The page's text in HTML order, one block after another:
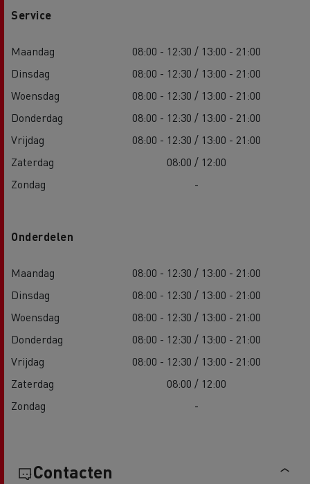
Service
Maandag
08:00 - 12:30 / 13:00 - 21:00
Dinsdag
08:00 - 12:30 / 13:00 - 21:00
Woensdag
08:00 - 12:30 / 13:00 - 21:00
Donderdag
08:00 - 12:30 / 13:00 - 21:00
Vrijdag
08:00 - 12:30 / 13:00 - 21:00
Zaterdag
08:00 / 12:00
Zondag
-
Onderdelen
Maandag
08:00 - 12:30 / 13:00 - 21:00
Dinsdag
08:00 - 12:30 / 13:00 - 21:00
Woensdag
08:00 - 12:30 / 13:00 - 21:00
Donderdag
08:00 - 12:30 / 13:00 - 21:00
Vrijdag
08:00 - 12:30 / 13:00 - 21:00
Zaterdag
08:00 / 12:00
Zondag
-
Contacten